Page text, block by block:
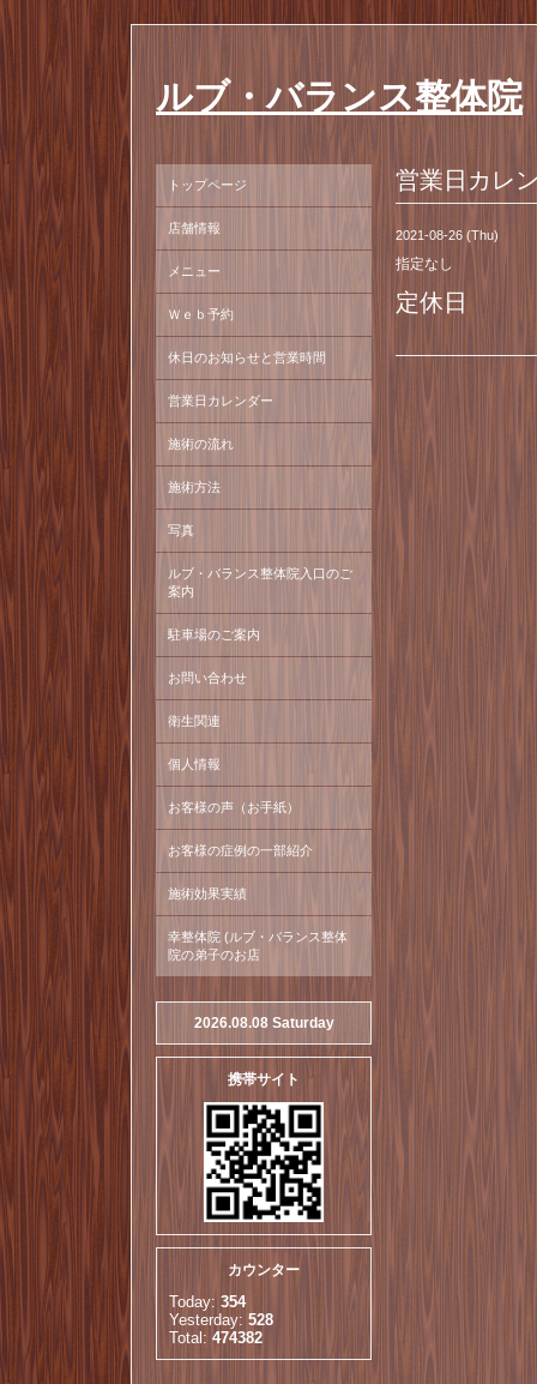
ルブ・バランス整体院
営業日カレ
2021-08-26 (Thu)
指定なし
定休日
トップページ
店舗情報
メニュー
Ｗｅｂ予約
休日のお知らせと営業時間
営業日カレンダー
施術の流れ
施術方法
写真
ルブ・バランス整体院入口のご
案内
駐車場のご案内
お問い合わせ
衛生関連
個人情報
お客様の声（お手紙）
お客様の症例の一部紹介
施術効果実績
幸整体院 (ルブ・バランス整体
院の弟子のお店
2026.08.08 Saturday
携帯サイト
カウンター
Today: 354
Yesterday: 528
Total: 474382